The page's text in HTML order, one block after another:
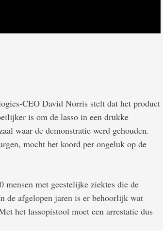
CEO David Norris stelt dat het product
is om de lasso in een drukke
waar de demonstratie werd gehouden.
mocht het koord per ongeluk op de
mensen met geestelijke ziektes die de
de afgelopen jaren is er behoorlijk wat
het lassopistool moet een arrestatie dus